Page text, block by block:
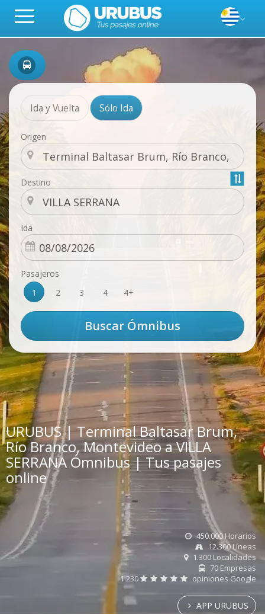
Ida y Vuelta Sólo Ida
Origen
Destino
Ida
Pasajeros
1
2 3 4 4+
URUBUS | Terminal Baltasar Brum,
Río Branco, Montevideo a VILLA
SERRANA Ómnibus | Tus pasajes
online
450.000 Horarios
12.300 Líneas
1.300 Localidades
70 Empresas
1.230
opiniones Google
APP URUBUS